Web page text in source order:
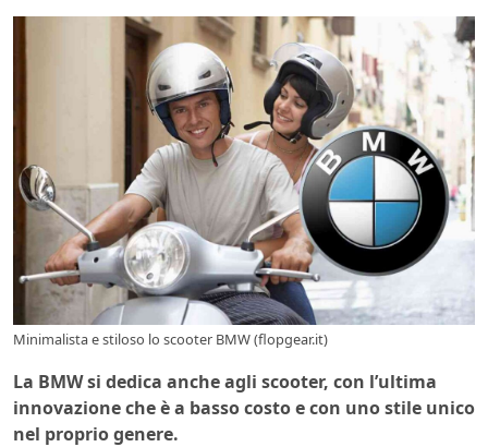
Minimalista e stiloso lo scooter BMW (flopgear.it)
La BMW si dedica anche agli scooter, con l’ultima
innovazione che è a basso costo e con uno stile unico
nel proprio genere.